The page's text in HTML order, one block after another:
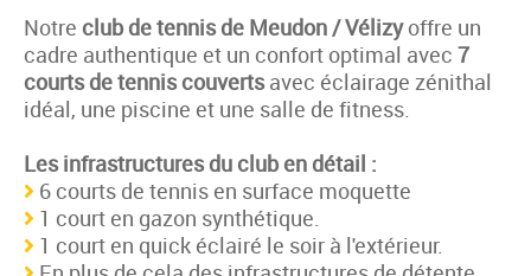
Notre club de tennis de Meudon / Vélizyoffre un
cadre authentique et un confort optimal avec 7
courts de tennis couvertsavec éclairage zénithal
idéal, une piscine et une salle de fitness.
Les infrastructures du club en détail :
6 courts de tennis en surface moquette
1 court en gazon synthétique.
1 court en quick éclairé le soir à l'extérieur.